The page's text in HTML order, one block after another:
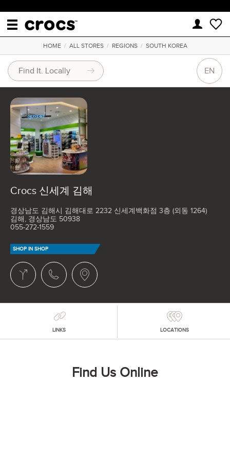
HOME/ ALL STORES/ REGIONS/ SOUTH KOREA
EN
Crocs 신세계 김해
경상남도 김해시 김해대로 2232 신세계백화점 3층 (외동 1264)
김해, 경상남도 50938
055-272-1559
SHOP IN SHOP
LINKS LOCATIONS
Find Us Online